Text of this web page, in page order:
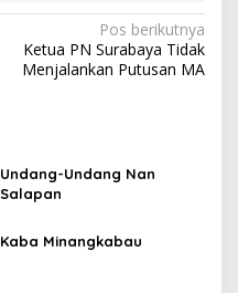
Pos berikutnya
Ketua PN Surabaya Tidak
Menjalankan Putusan MA
Undang-Undang Nan
Salapan
Kaba Minangkabau